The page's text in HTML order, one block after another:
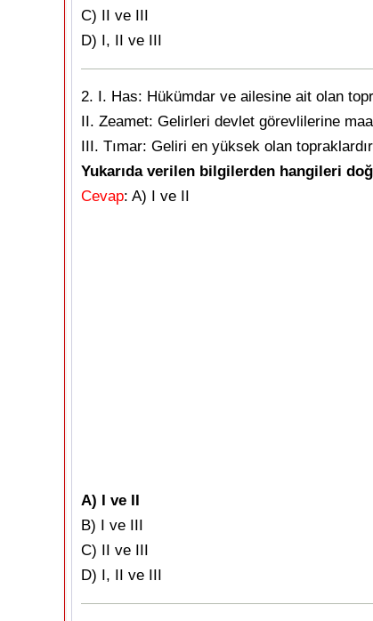
C) II ve III
D) I, II ve III
2. I. Has: Hükümdar ve ailesine ait olan
II. Zeamet: Gelirleri devlet görevlilerine
III. Tımar: Geliri en yüksek olan
Yukarıda verilen bilgilerden hangileri
Cevap: A) I ve II
A) I ve II
B) I ve III
C) II ve III
D) I, II ve III